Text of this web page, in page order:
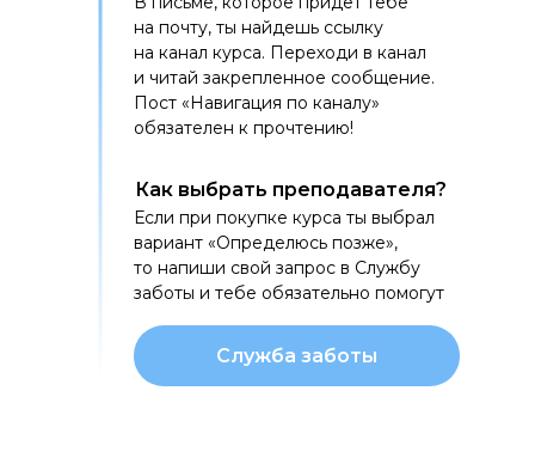
Если при покупке курса ты выбрал
вариант «Определюсь позже»,
то напиши свой запрос в Службу
заботы и тебе обязательно помогут
Служба заботы
Как выбрать преподавателя?
на почту, ты найдешь ссылку
на канал курса. Переходи в канал
и читай закрепленное сообщение.
Пост «Навигация по каналу»
обязателен к прочтению!